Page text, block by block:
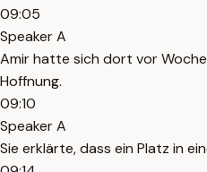
09:05
Speaker A
Amir hatte sich dort vor
Hoffnung.
09:10
Speaker A
Sie erklärte, dass ein Platz in